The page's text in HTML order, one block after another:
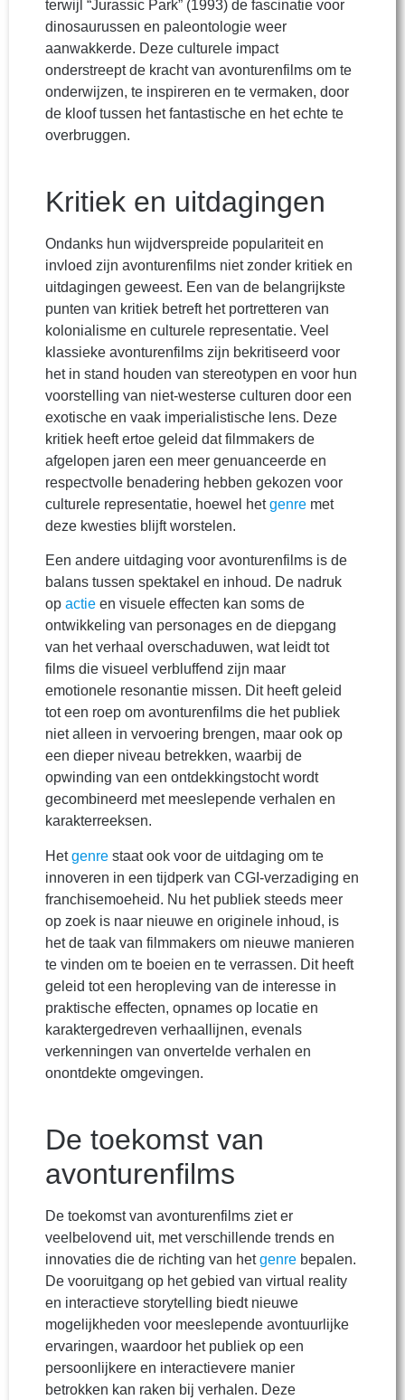
terwijl “Jurassic Park” (1993) de fascinatie voor
dinosaurussen en paleontologie weer
aanwakkerde. Deze culturele impact
onderstreept de kracht van avonturenfilms om te
onderwijzen, te inspireren en te vermaken, door
de kloof tussen het fantastische en het echte te
overbruggen.
Kritiek en uitdagingen
Ondanks hun wijdverspreide populariteit en
invloed zijn avonturenfilms niet zonder kritiek en
uitdagingen geweest. Een van de belangrijkste
punten van kritiek betreft het portretteren van
kolonialisme en culturele representatie. Veel
klassieke avonturenfilms zijn bekritiseerd voor
het in stand houden van stereotypen en voor hun
voorstelling van niet-westerse culturen door een
exotische en vaak imperialistische lens. Deze
kritiek heeft ertoe geleid dat filmmakers de
afgelopen jaren een meer genuanceerde en
respectvolle benadering hebben gekozen voor
culturele representatie, hoewel hetgenre met
deze kwesties blijft worstelen.
Een andere uitdaging voor avonturenfilms is de
balans tussen spektakel en inhoud. De nadruk
op actie en visuele effecten kan soms de
ontwikkeling van personages en de diepgang
van het verhaal overschaduwen, wat leidt tot
films die visueel verbluffend zijn maar
emotionele resonantie missen. Dit heeft geleid
tot een roep om avonturenfilms die het publiek
niet alleen in vervoering brengen, maar ook op
een dieper niveau betrekken, waarbij de
opwinding van een ontdekkingstocht wordt
gecombineerd met meeslepende verhalen en
karakterreeksen.
Hetgenre staat ook voor de uitdaging om te
innoveren in een tijdperk van CGI-verzadiging en
franchisemoeheid. Nu het publiek steeds meer
op zoek is naar nieuwe en originele inhoud, is
het de taak van filmmakers om nieuwe manieren
te vinden om te boeien en te verrassen. Dit heeft
geleid tot een heropleving van de interesse in
praktische effecten, opnames op locatie en
karaktergedreven verhaallijnen, evenals
verkenningen van onvertelde verhalen en
onontdekte omgevingen.
De toekomst van
avonturenfilms
De toekomst van avonturenfilms ziet er
veelbelovend uit, met verschillende trends en
innovaties die de richting van hetgenre bepalen.
De vooruitgang op het gebied van virtual reality
en interactieve storytelling biedt nieuwe
mogelijkheden voor meeslepende avontuurlijke
ervaringen, waardoor het publiek op een
persoonlijkere en interactievere manier
betrokken kan raken bij verhalen. Deze